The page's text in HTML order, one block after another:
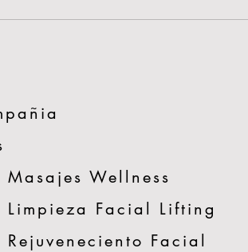
Masajes Wellness
Limpieza Facial Lifting
Rejuveneciento Facial